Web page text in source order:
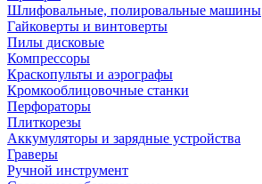
Шлифовальные, полировальные машины
Гайковерты и винтоверты
Пилы дисковые
Компрессоры
Краскопульты и аэрографы
Кромкооблицовочные станки
Перфораторы
Плиткорезы
Аккумуляторы и зарядные устройства
Граверы
Ручной инструмент